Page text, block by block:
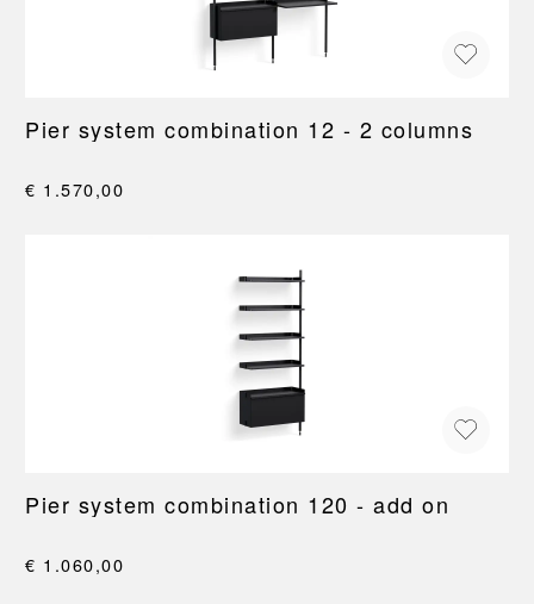
Pier system combination 12 - 2 columns
€ 1.570,00
Pier system combination 120 - add on
€ 1.060,00